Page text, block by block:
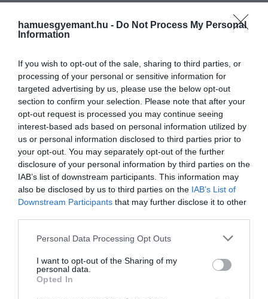
hamuesgyemant.hu - Do Not Process My Personal
Information
If you wish to opt-out of the sale, sharing to third parties, or
processing of your personal or sensitive information for
targeted advertising by us, please use the below opt-out
section to confirm your selection. Please note that after your
opt-out request is processed you may continue seeing
interest-based ads based on personal information utilized by
us or personal information disclosed to third parties prior to
your opt-out. You may separately opt-out of the further
disclosure of your personal information by third parties on the
IAB’s list of downstream participants. This information may
also be disclosed by us to third parties on the IAB’s List of
Downstream Participants that may further disclose it to other
Please note that this website/app uses one or more Google
not limited to your visit or usage behaviour. You may click to
grant or deny consent to Google and its third-party tags to
use your data for below specified purposes in below Google
Personal Data Processing Opt Outs
I want to opt-out of the Sharing of my
personal data.
Opted In